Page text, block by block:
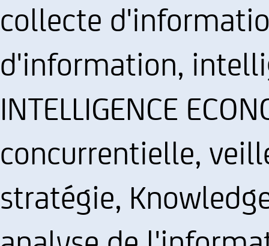
collecte
d'information,
INTELLIGENCE
concurrentielle,
stratégie,